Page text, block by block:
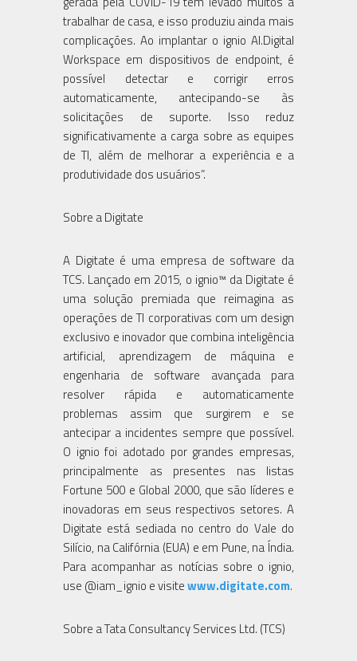
trabalhar de casa, e isso produziu ainda mais
complicações. Ao implantar o ignio AI.Digital
Workspace em dispositivos de endpoint, é
possível detectar e corrigir erros
automaticamente, antecipando-se às
solicitações de suporte. Isso reduz
significativamente a carga sobre as equipes
de TI, além de melhorar a experiência e a
produtividade dos usuários”.
Sobre a Digitate
A Digitate é uma empresa de software da
TCS. Lançado em 2015, o ignio™ da Digitate é
uma solução premiada que reimagina as
operações de TI corporativas com um design
exclusivo e inovador que combina inteligência
artificial, aprendizagem de máquina e
engenharia de software avançada para
resolver rápida e automaticamente
problemas assim que surgirem e se
antecipar a incidentes sempre que possível.
O ignio foi adotado por grandes empresas,
principalmente as presentes nas listas
Fortune 500 e Global 2000, que são líderes e
inovadoras em seus respectivos setores. A
Digitate está sediada no centro do Vale do
Silício, na Califórnia (EUA) e em Pune, na Índia.
Para acompanhar as notícias sobre o ignio,
use @iam_ignio e visitewww.digitate.com.
Sobre a Tata Consultancy Services Ltd. (TCS)